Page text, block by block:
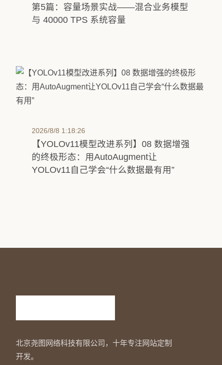
第5篇：容量场景实战——混合业务模型
与 40000 TPS 系统容量
2026/8/8 1:18:26
【YOLOv11模型改进系列】08 数据增强
的终极形态：用AutoAugment让
YOLOv11自己学会“什么数据最有用”
北京尧图网络科技有限公司，十年专注网站定制
开发。